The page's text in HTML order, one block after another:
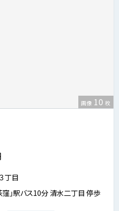
画像 10 枚
丁目
窪」駅バス10分 清水二丁目 停歩